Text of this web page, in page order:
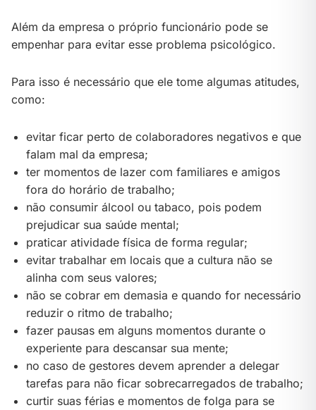
Além da empresa o próprio funcionário pode se
empenhar para evitar esse problema psicológico.
Para isso é necessário que ele tome algumas atitudes,
como:
evitar ficar perto de colaboradores negativos e que
falam mal da empresa;
ter momentos de lazer com familiares e amigos
fora do horário de trabalho;
não consumir álcool ou tabaco, pois podem
prejudicar sua saúde mental;
praticar atividade física de forma regular;
evitar trabalhar em locais que a cultura não se
alinha com seus valores;
não se cobrar em demasia e quando for necessário
reduzir o ritmo de trabalho;
fazer pausas em alguns momentos durante o
experiente para descansar sua mente;
no caso de gestores devem aprender a delegar
tarefas para não ficar sobrecarregados de trabalho;
curtir suas férias e momentos de folga para se